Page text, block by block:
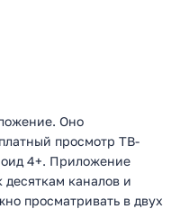
Оно
просмотр ТВ-
4+. Приложение
десяткам каналов и
просматривать в двух